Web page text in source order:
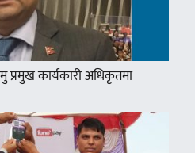
प्रमुख कार्यकारी अधिकृतमा